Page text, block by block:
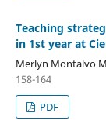
Teaching
in 1st year at
Merlyn Montalvo
158-164
PDF